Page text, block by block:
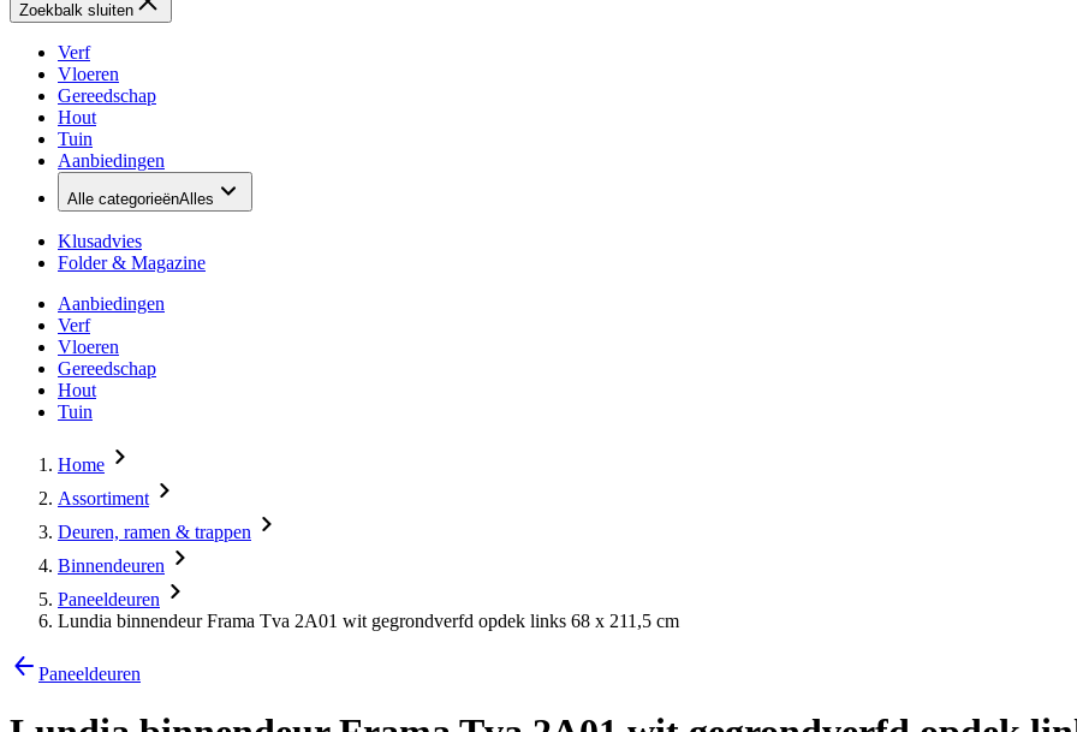
Zoekbalk sluiten
Verf
Vloeren
Gereedschap
Hout
Tuin
Aanbiedingen
Alle categorieënAlles
Klusadvies
Folder & Magazine
Aanbiedingen
Verf
Vloeren
Gereedschap
Hout
Tuin
Home
Assortiment
Deuren, ramen & trappen
Binnendeuren
Paneeldeuren
Lundia binnendeur Frama Tva 2A01 wit gegrondverfd opdek links 68 x 211,5 cm
Paneeldeuren